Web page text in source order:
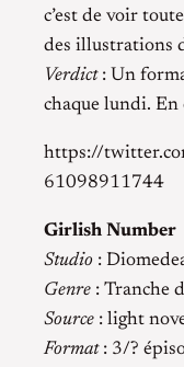
c’est de voir
des illustrations
Verdict: Un
chaque lundi. En
https://
61098911744
Girlish Number
Studio :
Genre : Tranche
Source : light
Format: 3/?